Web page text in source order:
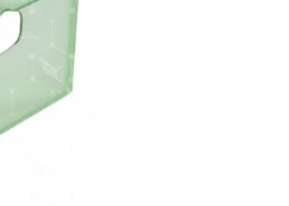
Añadir
a la
lista de
deseos